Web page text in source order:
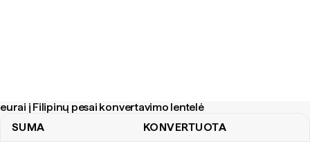
eurai į Filipinų pesai konvertavimo lentelė
SUMA KONVERTUOTA